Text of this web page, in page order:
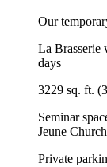
Our
La Brasserie
days
3229 sq. ft.
Seminar
Jeune Church
Private